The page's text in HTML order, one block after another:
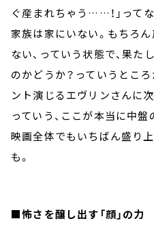
ぐ産まれちゃう……！」って
家族は家にいない。もちろ
ない、っていう状態で、果
のかどうか？っていうところ
ント演じるエヴリンさんに
っていう、ここが本当に中
映画全体でもいちばん盛り
も。
■怖さを醸し出す「顔」の力